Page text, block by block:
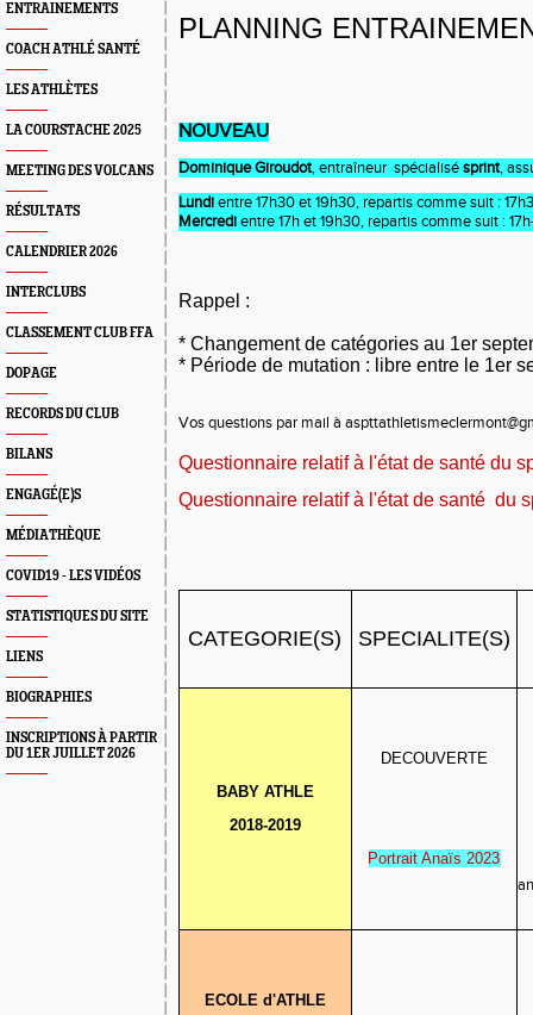
ENTRAINEMENTS
COACH ATHLÉ SANTÉ
LES ATHLÈTES
LA COURSTACHE 2025
MEETING DES VOLCANS
RÉSULTATS
CALENDRIER 2026
INTERCLUBS
CLASSEMENT CLUB FFA
DOPAGE
RECORDS DU CLUB
BILANS
ENGAGÉ(E)S
MÉDIATHÈQUE
COVID19 - LES VIDÉOS
STATISTIQUES DU SITE
LIENS
BIOGRAPHIES
INSCRIPTIONS À PARTIR
DU 1ER JUILLET 2026
PLANNING
NOUVEAU
Dominique Giroudot, entraîneur spécialisésprint,
Lundientre 17h30 et 19h30, repartis comme suit :
Mercredientre 17h et 19h30, repartis comme suit :
Rappel :
* Changement de catégories au 1er
* Période de mutation : libre entre le 1er
Vos questions par mail à
Questionnaire relatif à l'état de santé du
Questionnaire relatif à l'état de santé du
CATEGORIE(S) SPECIALITE(S)
BABY ATHLE
2018-2019
DECOUVERTE
Portrait Anaïs 2023
ECOLE d'ATHLE